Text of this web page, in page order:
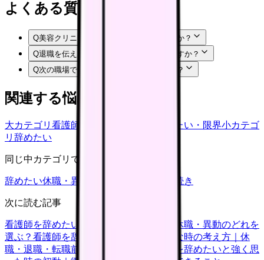
よくある質問
Q美容クリニックへ行きたいのは甘えですか？
Q退職を伝える前に何を準備すればいいですか？
Q次の職場では何を確認すればいいですか？
関連する悩みカテゴリ
大カテゴリ 看護師の悩み 辞めたい・限界小カテゴ
リ 辞めたい
同じ中カテゴリで見る
辞めたい休職・異動 退職手続き
次に読む記事
看護師を辞めたい時の判断基準｜転職・休職・異動のどれを
選ぶ？ 看護師を辞めたいけどお金が不安な時の考え方｜休
職・退職・転職前に確認すること
看護師を辞めたいと強く思